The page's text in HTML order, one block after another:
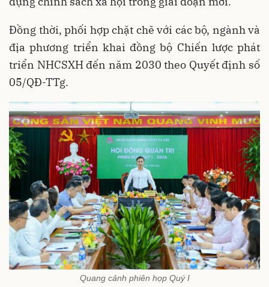
Đồng thời, phối hợp chặt chẽ với các bộ, ngành và
địa phương triển khai đồng bộ Chiến lược phát
triển NHCSXH đến năm 2030 theo Quyết định số
05/QĐ-TTg.
Quang cảnh phiên họp Quý I